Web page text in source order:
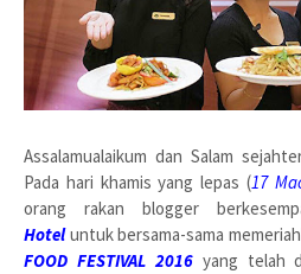
Assalamualaikum dan Salam
Pada hari khamis yang lepas (17
orang rakan blogger
Hotel untuk bersama-sama
FOOD FESTIVAL 2016 yang telah